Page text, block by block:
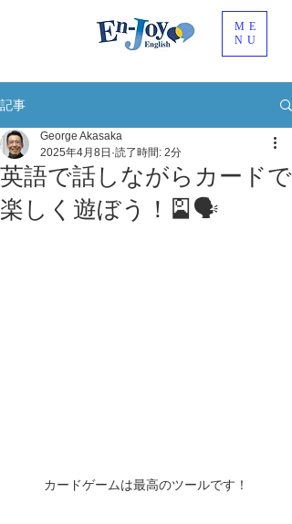
ME
NU
記事
英語で話しながらカードで
楽しく遊ぼう！🎴🗣️
George Akasaka
2025年4月8日 読了時間: 2分
カードゲームは最高のツールです！